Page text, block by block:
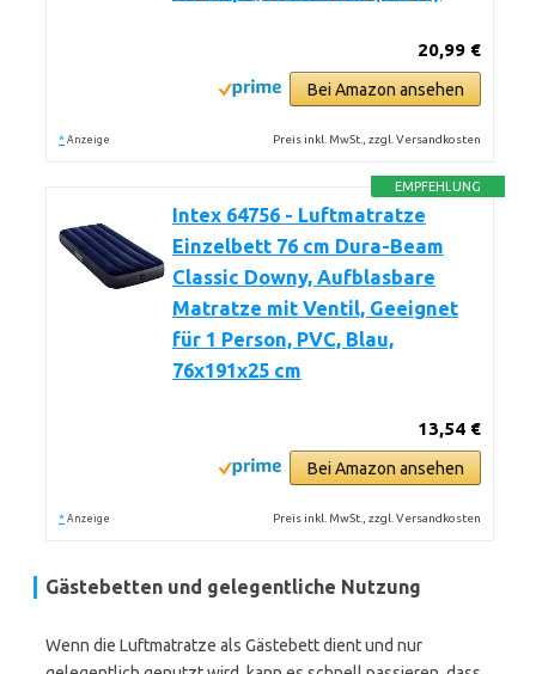
20,99 €
Bei Amazon ansehen
* Anzeige Preis inkl. MwSt., zzgl. Versandkosten
EMPFEHLUNG
Intex 64756 - Luftmatratze
Einzelbett 76 cm Dura-Beam
Classic Downy, Aufblasbare
Matratze mit Ventil, Geeignet
für 1 Person, PVC, Blau,
76x191x25 cm
13,54 €
Bei Amazon ansehen
* Anzeige Preis inkl. MwSt., zzgl. Versandkosten
Gästebetten und gelegentliche Nutzung
Wenn die Luftmatratze als Gästebett dient und nur